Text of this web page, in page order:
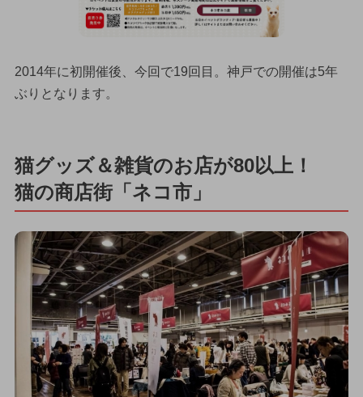
2014年に初開催後、今回で19回目。神戸での開催は5年
ぶりとなります。
猫グッズ＆雑貨のお店が80以上！
猫の商店街「ネコ市」